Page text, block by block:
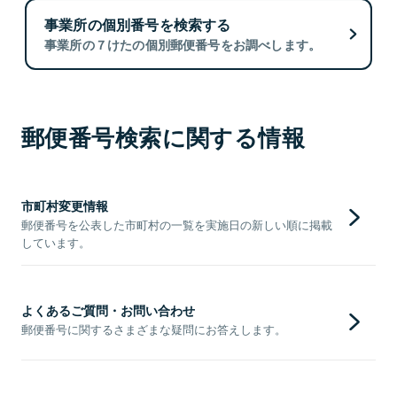
事業所の個別番号を検索する
事業所の７けたの個別郵便番号をお調べします。
郵便番号検索に関する情報
市町村変更情報
郵便番号を公表した市町村の一覧を実施日の新しい順に掲載
しています。
よくあるご質問・お問い合わせ
郵便番号に関するさまざまな疑問にお答えします。